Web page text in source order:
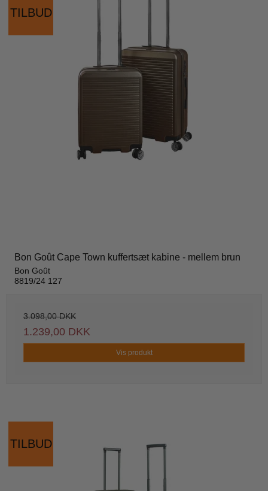
TILBUD
Bon Goût Cape Town kuffertsæt kabine - mellem brun
Bon Goût
8819/24 127
3.098,00 DKK
1.239,00 DKK
Vis produkt
TILBUD